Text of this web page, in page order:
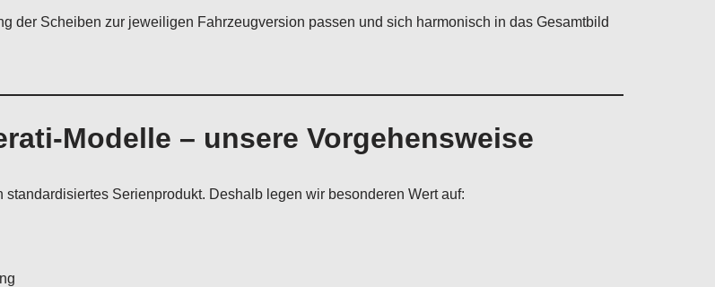
der Scheiben zur jeweiligen Fahrzeugversion passen und sich harmonisch in das Gesamtbild
Modelle – unsere Vorgehensweise
Serienprodukt. Deshalb legen wir besonderen Wert auf: